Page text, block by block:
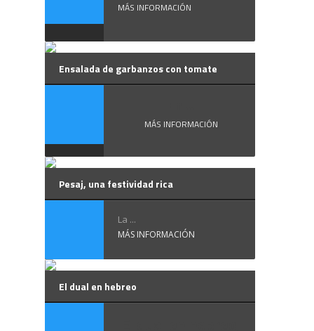
MÁS INFORMACIÓN
Ensalada de garbanzos con tomate
MÁS INFORMACIÓN
Pesaj, una festividad rica
La ...
MÁS INFORMACIÓN
El dual en hebreo